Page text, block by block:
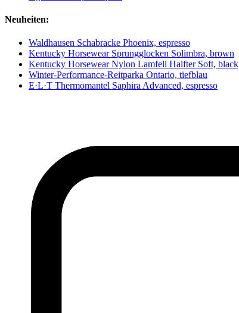
Neuheiten:
Waldhausen Schabracke Phoenix, espresso
Kentucky Horsewear Sprungglocken Solimbra, brown
Kentucky Horsewear Nylon Lamfell Halfter Soft, black
Winter-Performance-Reitparka Ontario, tiefblau
E·L·T Thermomantel Saphira Advanced, espresso